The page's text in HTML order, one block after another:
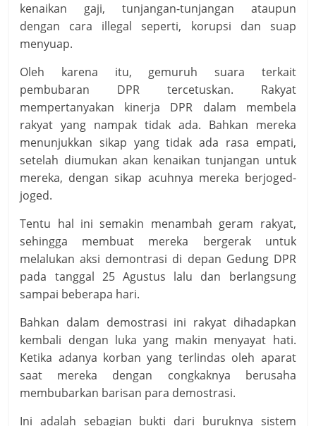
kenaikan gaji, tunjangan-tunjangan ataupun
dengan cara illegal seperti, korupsi dan suap
menyuap.
Oleh karena itu, gemuruh suara terkait
pembubaran DPR tercetuskan. Rakyat
mempertanyakan kinerja DPR dalam membela
rakyat yang nampak tidak ada. Bahkan mereka
menunjukkan sikap yang tidak ada rasa empati,
setelah diumukan akan kenaikan tunjangan untuk
mereka, dengan sikap acuhnya mereka berjoged-
joged.
Tentu hal ini semakin menambah geram rakyat,
sehingga membuat mereka bergerak untuk
melalukan aksi demontrasi di depan Gedung DPR
pada tanggal 25 Agustus lalu dan berlangsung
sampai beberapa hari.
Bahkan dalam demostrasi ini rakyat dihadapkan
kembali dengan luka yang makin menyayat hati.
Ketika adanya korban yang terlindas oleh aparat
saat mereka dengan congkaknya berusaha
membubarkan barisan para demostrasi.
Ini adalah sebagian bukti dari buruknya sistem